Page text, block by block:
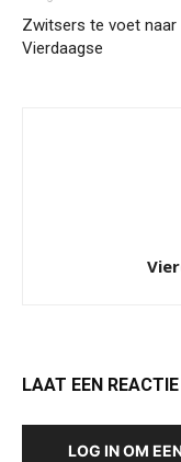
Zwitsers te voet naar
Vierdaagse
LAAT EEN
LOG IN OM